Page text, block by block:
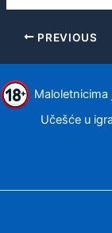
PREVIOUS
Maloletnicima
Učešće u